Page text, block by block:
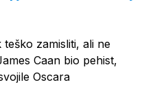
zamisliti, ali ne
Caan bio pehist,
Oscara